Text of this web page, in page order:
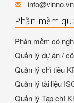
info@vinno.vn
Phần mềm
Phần mềm có
Quản lý dự án /
Quản lý chỉ tiêu
Quản lý tài liệu
Quản lý Tạp chí